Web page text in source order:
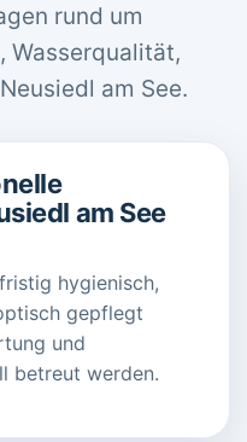
rund um
Wasserqualität,
am See.
am See
hygienisch,
gepflegt
und
betreut werden.